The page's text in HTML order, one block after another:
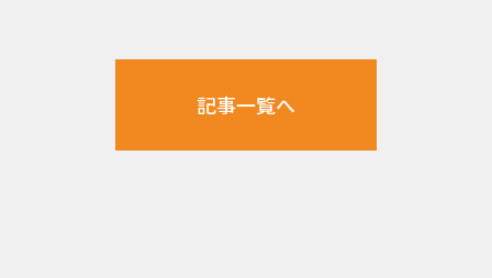
記事一覧へ